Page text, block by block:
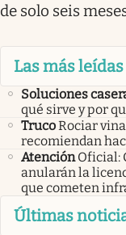
de solo seis
Las más leídas
Soluciones
qué sirve y por
TrucoRociar
recomiendan
Atención Oficial:
anularán la
que cometen
Últimas